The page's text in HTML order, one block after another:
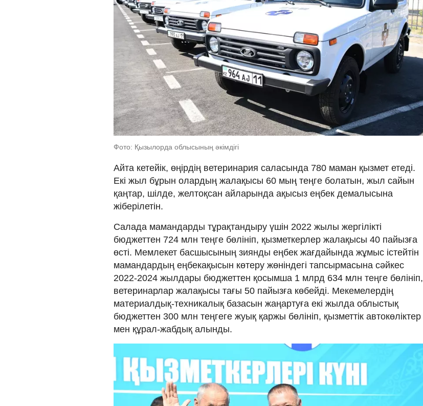
Фото: Қызылорда облысының әкімдігі
Айта кетейік, өңірдің ветеринария саласында 780 маман қызмет етеді.
Екі жыл бұрын олардың жалақысы 60 мың теңге болатын, жыл сайын
қаңтар, шілде, желтоқсан айларында ақысыз еңбек демалысына
жіберілетін.
Салада мамандарды тұрақтандыру үшін 2022 жылы жергілікті
бюджеттен 724 млн теңге бөлініп, қызметкерлер жалақысы 40 пайызға
өсті. Мемлекет басшысының зиянды еңбек жағдайында жұмыс істейтін
мамандардың еңбекақысын көтеру жөніндегі тапсырмасына сәйкес
2022-2024 жылдары бюджеттен қосымша 1 млрд 634 млн теңге бөлініп,
ветеринарлар жалақысы тағы 50 пайызға көбейді. Мекемелердің
материалдық-техникалық базасын жаңартуға екі жылда облыстық
бюджеттен 300 млн теңгеге жуық қаржы бөлініп, қызметтік автокөліктер
мен құрал-жабдық алынды.